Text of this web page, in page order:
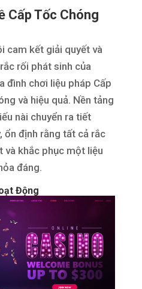
Cấp Tốc Chóng
cam kết giải quyết và
rối phát sinh của
đình chơi liệu pháp Cấp
và hiệu quả. Nền tảng
nài chuyển ra tiết
ổn định rằng tất cả rắc
và khắc phục một liệu
đáng.
Động